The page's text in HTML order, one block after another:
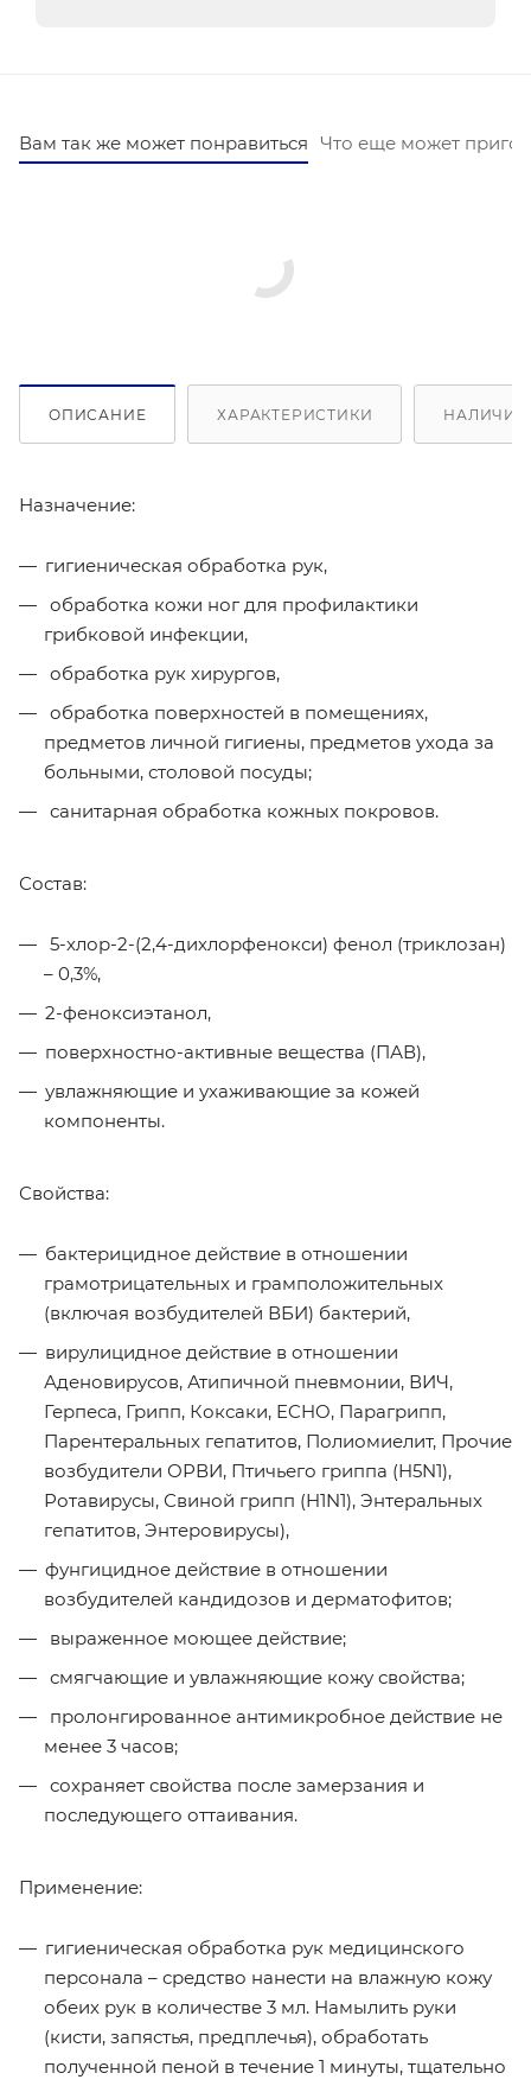
Вам так же может понравиться Что еще может
ОПИСАНИЕ ХАРАКТЕРИСТИКИ НАЛИЧИЕ
Назначение:
гигиеническая обработка рук,
обработка кожи ног для профилактики
грибковой инфекции,
обработка рук хирургов,
обработка поверхностей в помещениях,
предметов личной гигиены, предметов ухода за
больными, столовой посуды;
санитарная обработка кожных покровов.
Состав:
5-хлор-2-(2,4-дихлорфенокси) фенол (триклозан)
– 0,3%,
2-феноксиэтанол,
поверхностно-активные вещества (ПАВ),
увлажняющие и ухаживающие за кожей
компоненты.
Свойства:
бактерицидное действие в отношении
грамотрицательных и грамположительных
(включая возбудителей ВБИ) бактерий,
вирулицидное действие в отношении
Аденовирусов, Атипичной пневмонии, ВИЧ,
Герпеса, Грипп, Коксаки, ECHO, Парагрипп,
Парентеральных гепатитов, Полиомиелит, Прочие
возбудители ОРВИ, Птичьего гриппа (H5N1),
Ротавирусы, Свиной грипп (H1N1), Энтеральных
гепатитов, Энтеровирусы),
фунгицидное действие в отношении
возбудителей кандидозов и дерматофитов;
выраженное моющее действие;
смягчающие и увлажняющие кожу свойства;
пролонгированное антимикробное действие не
менее 3 часов;
сохраняет свойства после замерзания и
последующего оттаивания.
Применение:
гигиеническая обработка рук медицинского
персонала – средство нанести на влажную кожу
обеих рук в количестве 3 мл. Намылить руки
(кисти, запястья, предплечья), обработать
полученной пеной в течение 1 минуты, тщательно